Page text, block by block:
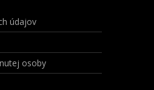
údajov
osoby